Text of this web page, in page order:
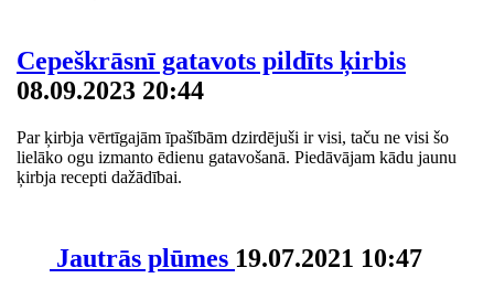
Cepeškrāsnī gatavots pildīts ķirbis
08.09.2023 20:44
Par ķirbja vērtīgajām īpašībām dzirdējuši ir visi, taču ne visi šo
lielāko ogu izmanto ēdienu gatavošanā. Piedāvājam kādu jaunu
ķirbja recepti dažādībai.
Jautrās plūmes 19.07.2021 10:47